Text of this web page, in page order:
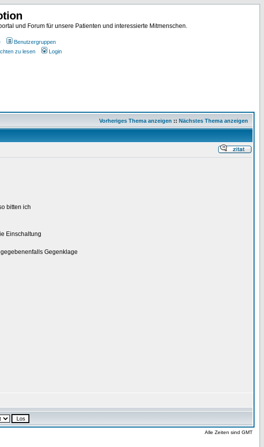
und Forum für unsere Patienten und interessierte Mitmenschen.
Benutzergruppen
zu lesen Login
Vorheriges Thema anzeigen :: Nächstes Thema anzeigen
bitten ich
Einschaltung
Gegenklage
Alle Zeiten sind GMT